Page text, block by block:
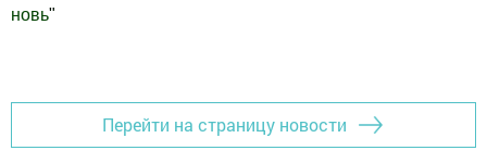
новь"
Перейти на страницу новости